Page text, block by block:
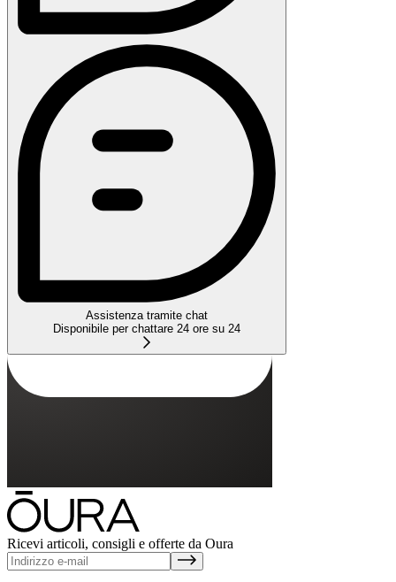
Assistenza tramite chat
Disponibile per chattare 24 ore su 24
Ricevi articoli, consigli e offerte da Oura